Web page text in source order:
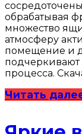
обрабатывая
множество
атмосферу
помещение и
подчеркивают
процесса.
Читать